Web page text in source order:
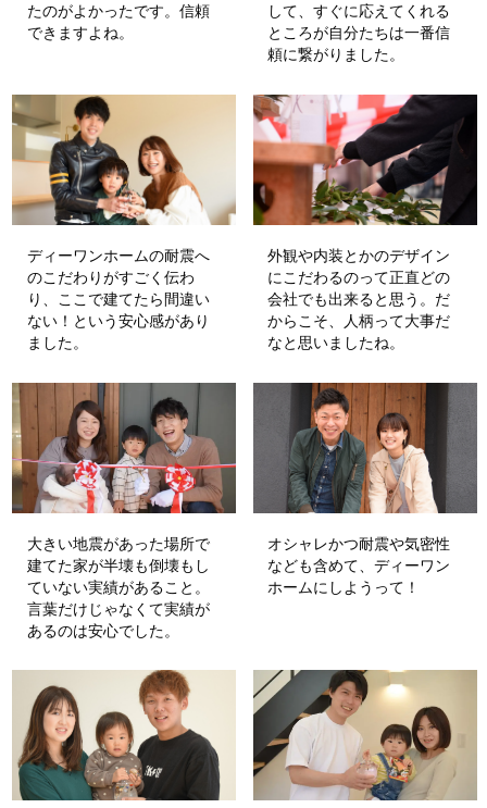
たのがよかったです。信頼
できますよね。
して、すぐに応えてくれる
ところが自分たちは一番信
頼に繋がりました。
ディーワンホームの耐震へ
のこだわりがすごく伝わ
り、ここで建てたら間違い
ない！という安心感があり
ました。
外観や内装とかのデザイン
にこだわるのって正直どの
会社でも出来ると思う。だ
からこそ、人柄って大事だ
なと思いましたね。
大きい地震があった場所で
建てた家が半壊も倒壊もし
ていない実績があること。
言葉だけじゃなくて実績が
あるのは安心でした。
オシャレかつ耐震や気密性
なども含めて、ディーワン
ホームにしようって！